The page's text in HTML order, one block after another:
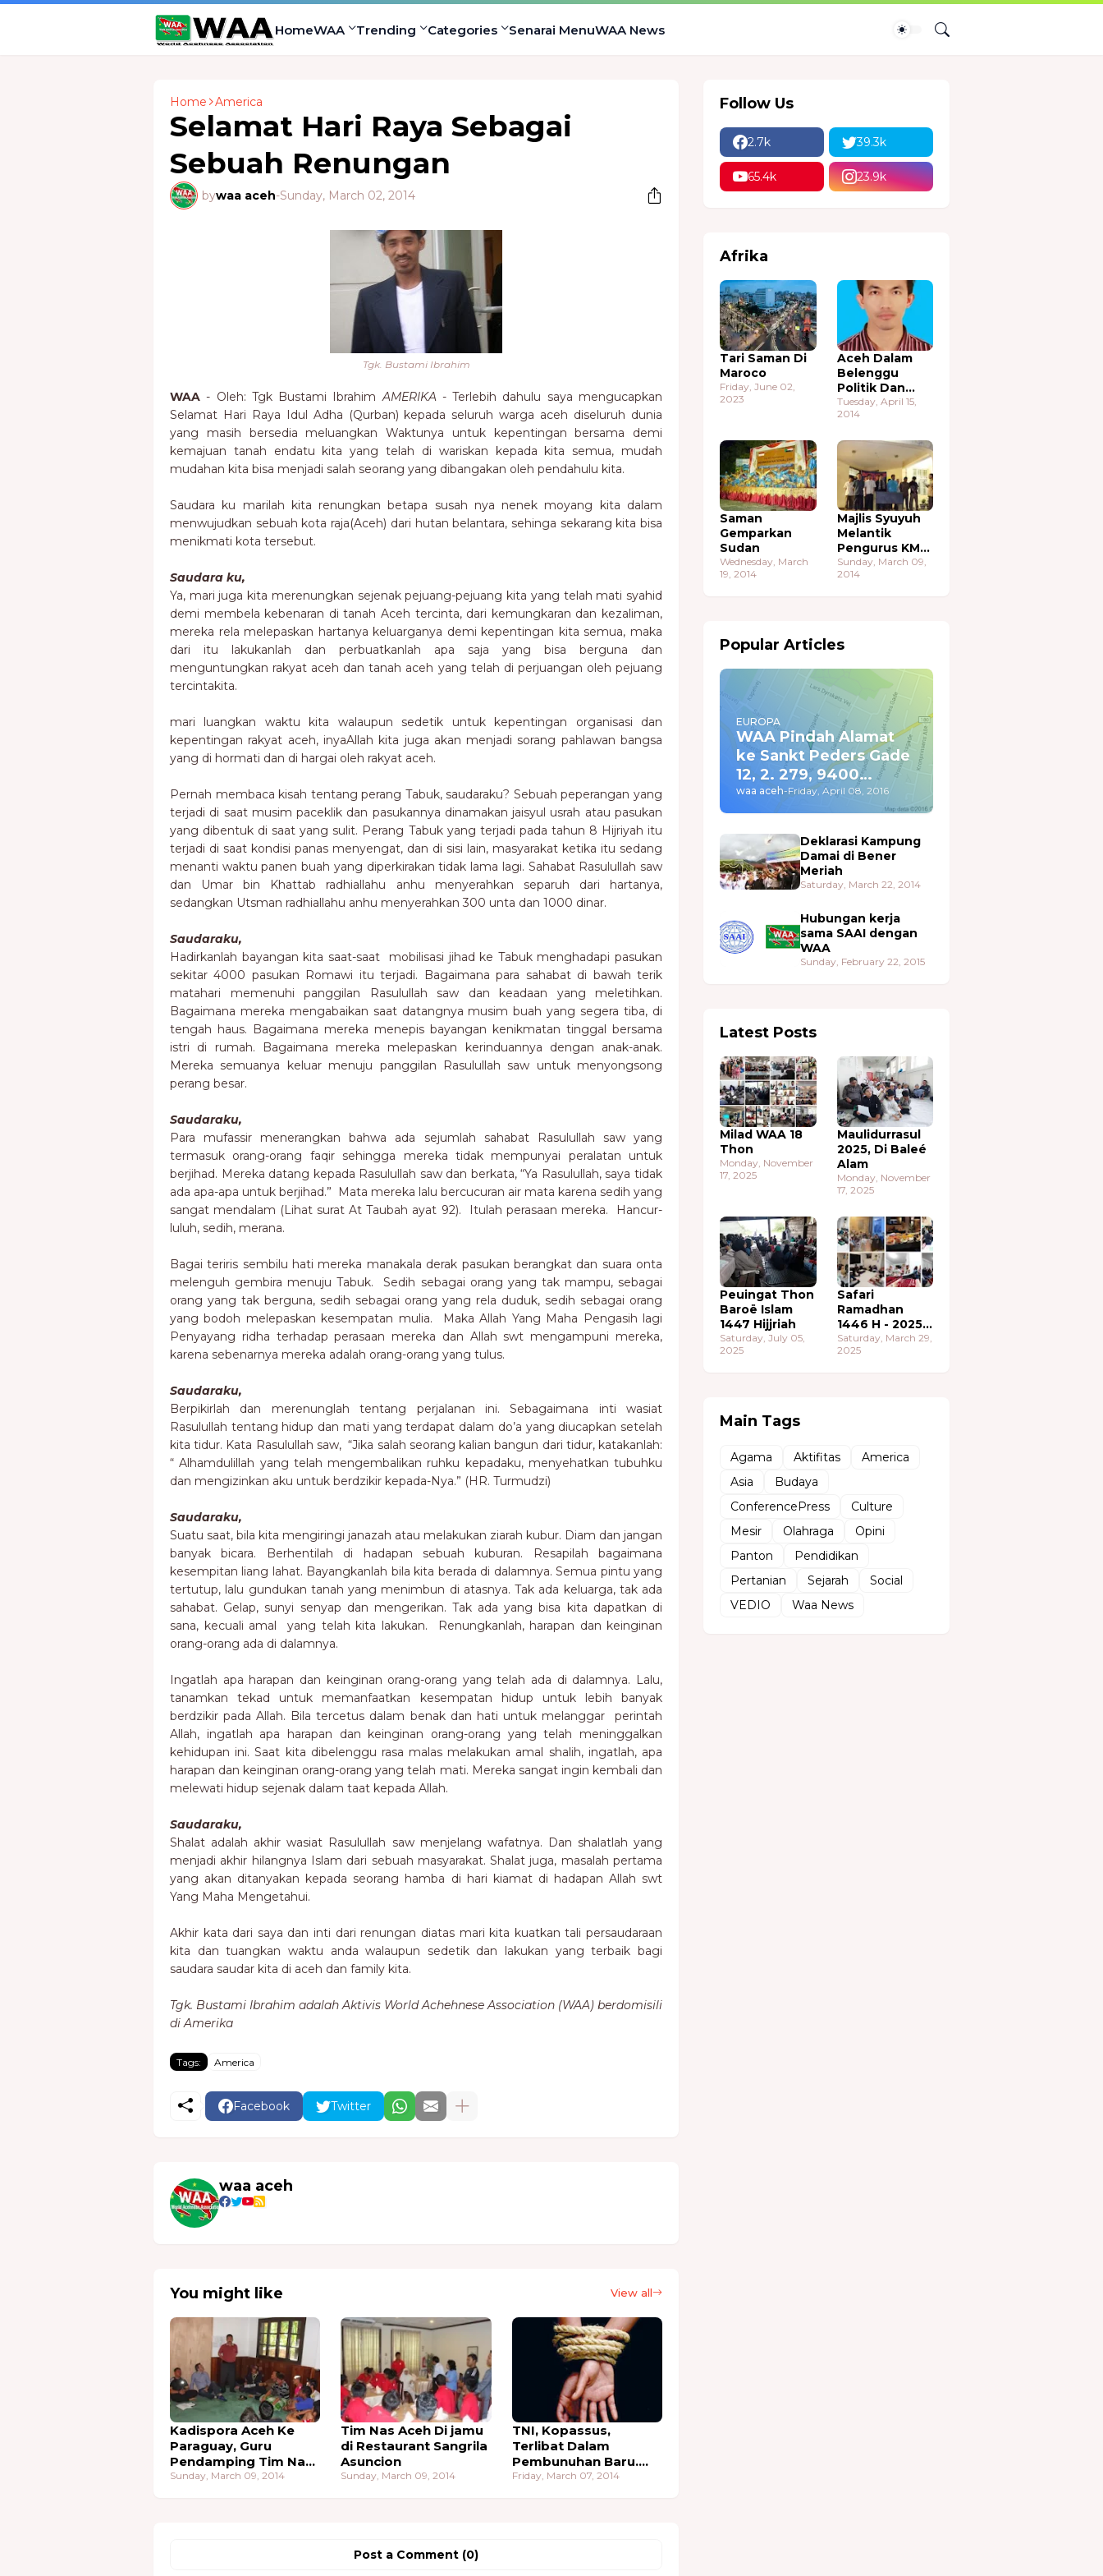
HomeWAA Trending Categories Senarai MenuWAA News
Home America
Selamat Hari Raya Sebagai
Sebuah Renungan
bywaa aceh-Sunday, March 02, 2014
Tgk. Bustami Ibrahim
WAA - Oleh: Tgk Bustami Ibrahim AMERIKA- Terlebih dahulu saya mengucapkan
Selamat Hari Raya Idul Adha (Qurban) kepada seluruh warga aceh diseluruh dunia
yang masih bersedia meluangkan Waktunya untuk kepentingan bersama demi
kemajuan tanah endatu kita yang telah di wariskan kepada kita semua, mudah
mudahan kita bisa menjadi salah seorang yang dibangakan oleh pendahulu kita.
Saudara ku marilah kita renungkan betapa susah nya nenek moyang kita dalam
menwujudkan sebuah kota raja(Aceh) dari hutan belantara, sehinga sekarang kita bisa
menikmati kota tersebut.
Saudara ku,
Ya, mari juga kita merenungkan sejenak pejuang-pejuang kita yang telah mati syahid
demi membela kebenaran di tanah Aceh tercinta, dari kemungkaran dan kezaliman,
mereka rela melepaskan hartanya keluarganya demi kepentingan kita semua, maka
dari itu lakukanlah dan perbuatkanlah apa saja yang bisa berguna dan
menguntungkan rakyat aceh dan tanah aceh yang telah di perjuangan oleh pejuang
tercintakita.
mari luangkan waktu kita walaupun sedetik untuk kepentingan organisasi dan
kepentingan rakyat aceh, inyaAllah kita juga akan menjadi sorang pahlawan bangsa
yang di hormati dan di hargai oleh rakyat aceh.
Pernah membaca kisah tentang perang Tabuk, saudaraku? Sebuah peperangan yang
terjadi di saat musim paceklik dan pasukannya dinamakan jaisyul usrah atau pasukan
yang dibentuk di saat yang sulit. Perang Tabuk yang terjadi pada tahun 8 Hijriyah itu
terjadi di saat kondisi panas menyengat, dan di sisi lain, masyarakat ketika itu sedang
menanti waktu panen buah yang diperkirakan tidak lama lagi. Sahabat Rasulullah saw
dan Umar bin Khattab radhiallahu anhu menyerahkan separuh dari hartanya,
sedangkan Utsman radhiallahu anhu menyerahkan 300 unta dan 1000 dinar.
Saudaraku,
Hadirkanlah bayangan kita saat-saat mobilisasi jihad ke Tabuk menghadapi pasukan
sekitar 4000 pasukan Romawi itu terjadi. Bagaimana para sahabat di bawah terik
matahari memenuhi panggilan Rasulullah saw dan keadaan yang meletihkan.
Bagaimana mereka mengabaikan saat datangnya musim buah yang segera tiba, di
tengah haus. Bagaimana mereka menepis bayangan kenikmatan tinggal bersama
istri di rumah. Bagaimana mereka melepaskan kerinduannya dengan anak-anak.
Mereka semuanya keluar menuju panggilan Rasulullah saw untuk menyongsong
perang besar.
Saudaraku,
Para mufassir menerangkan bahwa ada sejumlah sahabat Rasulullah saw yang
termasuk orang-orang faqir sehingga mereka tidak mempunyai peralatan untuk
berjihad. Mereka datang kepada Rasulullah saw dan berkata, “Ya Rasulullah, saya tidak
ada apa-apa untuk berjihad.” Mata mereka lalu bercucuran air mata karena sedih yang
sangat mendalam (Lihat surat At Taubah ayat 92). Itulah perasaan mereka. Hancur-
luluh, sedih, merana.
Bagai teriris sembilu hati mereka manakala derak pasukan berangkat dan suara onta
melenguh gembira menuju Tabuk. Sedih sebagai orang yang tak mampu, sebagai
orang yang tak berguna, sedih sebagai orang yang rela duduk, sedih sebagai orang
yang bodoh melepaskan kesempatan mulia. Maka Allah Yang Maha Pengasih lagi
Penyayang ridha terhadap perasaan mereka dan Allah swt mengampuni mereka,
karena sebenarnya mereka adalah orang-orang yang tulus.
Saudaraku,
Berpikirlah dan merenunglah tentang perjalanan ini. Sebagaimana inti wasiat
Rasulullah tentang hidup dan mati yang terdapat dalam do’a yang diucapkan setelah
kita tidur. Kata Rasulullah saw, “Jika salah seorang kalian bangun dari tidur, katakanlah:
“ Alhamdulillah yang telah mengembalikan ruhku kepadaku, menyehatkan tubuhku
dan mengizinkan aku untuk berdzikir kepada-Nya.” (HR. Turmudzi)
Saudaraku,
Suatu saat, bila kita mengiringi janazah atau melakukan ziarah kubur. Diam dan jangan
banyak bicara. Berhentilah di hadapan sebuah kuburan. Resapilah bagaimana
kesempitan liang lahat. Bayangkanlah bila kita berada di dalamnya. Semua pintu yang
tertutup, lalu gundukan tanah yang menimbun di atasnya. Tak ada keluarga, tak ada
sahabat. Gelap, sunyi senyap dan mengerikan. Tak ada yang bisa kita dapatkan di
sana, kecuali amal yang telah kita lakukan. Renungkanlah, harapan dan keinginan
orang-orang ada di dalamnya.
Ingatlah apa harapan dan keinginan orang-orang yang telah ada di dalamnya. Lalu,
tanamkan tekad untuk memanfaatkan kesempatan hidup untuk lebih banyak
berdzikir pada Allah. Bila tercetus dalam benak dan hati untuk melanggar perintah
Allah, ingatlah apa harapan dan keinginan orang-orang yang telah meninggalkan
kehidupan ini. Saat kita dibelenggu rasa malas melakukan amal shalih, ingatlah, apa
harapan dan keinginan orang-orang yang telah mati. Mereka sangat ingin kembali dan
melewati hidup sejenak dalam taat kepada Allah.
Saudaraku,
Shalat adalah akhir wasiat Rasulullah saw menjelang wafatnya. Dan shalatlah yang
menjadi akhir hilangnya Islam dari sebuah masyarakat. Shalat juga, masalah pertama
yang akan ditanyakan kepada seorang hamba di hari kiamat di hadapan Allah swt
Yang Maha Mengetahui.
Akhir kata dari saya dan inti dari renungan diatas mari kita kuatkan tali persaudaraan
kita dan tuangkan waktu anda walaupun sedetik dan lakukan yang terbaik bagi
saudara saudar kita di aceh dan family kita.
Tgk. Bustami Ibrahim adalah Aktivis World Achehnese Association (WAA) berdomisili
di Amerika
Tags: America
Facebook Twitter
waa aceh
You might like View all
Kadispora Aceh Ke
Paraguay, Guru
Pendamping Tim Nas
Aceh Di Ganti
Sunday, March 09, 2014
Tim Nas Aceh Di jamu
di Restaurant Sangrila
Asuncion
Sunday, March 09, 2014
TNI, Kopassus,
Terlibat Dalam
Pembunuhan Baru.
Angkatan Bersenjata
Friday, March 07, 2014
Post a Comment (0)
Follow Us
2.7k 39.3k
65.4k 23.9k
Afrika
Tari Saman Di
Maroco
Friday, June 02,
2023
Aceh Dalam
Belenggu
Politik Dan
Ekonomi
Tuesday, April 15,
2014
Saman
Gemparkan
Sudan
Wednesday, March
19, 2014
Majlis Syuyuh
Melantik
Pengurus KMA
Sudan
Sunday, March 09,
2014
Popular Articles
EUROPA
WAA Pindah Alamat
ke Sankt Peders Gade
12, 2. 279, 9400
Nørresundby
waa aceh-Friday, April 08, 2016
Deklarasi Kampung
Damai di Bener
Meriah
Saturday, March 22, 2014
Hubungan kerja
sama SAAI dengan
WAA
Sunday, February 22, 2015
Latest Posts
Milad WAA 18
Thon
Monday, November
17, 2025
Maulidurrasul
2025, Di Baleé
Alam
Monday, November
17, 2025
Peuingat Thon
Baroë Islam
1447 Hijjriah
Saturday, July 05,
2025
Safari
Ramadhan
1446 H - 2025
M
Saturday, March 29,
2025
Main Tags
Agama Aktifitas
America
Asia
Budaya
ConferencePress
Culture
Mesir
Olahraga
Opini
Panton
Pendidikan
Pertanian
Sejarah
Social
VEDIO
Waa News